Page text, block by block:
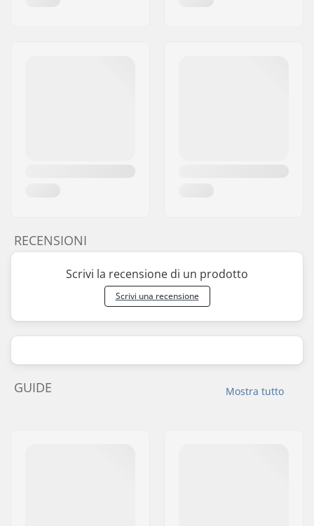
RECENSIONI
Scrivi la recensione di un prodotto
Scrivi una recensione
Mostra tutto
GUIDE